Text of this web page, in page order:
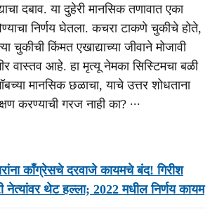
दबाव. या दुहेरी मानसिक तणावात एका
निर्णय घेतला. कचरा टाकणे चुकीचे होते,
चुकीची किंमत एखाद्याच्या जीवाने मोजावी
वास्तव आहे. हा मृत्यू नेमका सिस्टिमचा बळी
मानसिक छळाचा, याचे उत्तर शोधताना
करण्याची गरज नाही का? ∙∙∙
काँग्रेसचे दरवाजे कायमचे बंद! गिरीश
नेत्यांवर थेट हल्ला; 2022 मधील निर्णय कायम